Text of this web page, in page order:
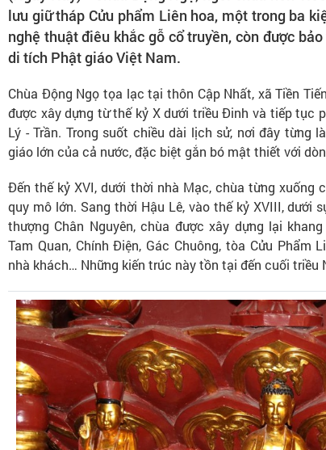
lưu giữ tháp Cửu phẩm Liên hoa, một trong ba
nghệ thuật điêu khắc gỗ cổ truyền, còn được
di tích Phật giáo Việt Nam.
Chùa Động Ngọ tọa lạc tại thôn Cập Nhất, xã Tiền
được xây dựng từ thế kỷ X dưới triều Đinh và tiếp tục
Lý - Trần. Trong suốt chiều dài lịch sử, nơi đây từng
giáo lớn của cả nước, đặc biệt gắn bó mật thiết với
Đến thế kỷ XVI, dưới thời nhà Mạc, chùa từng xuống
quy mô lớn. Sang thời Hậu Lê, vào thế kỷ XVIII, dưới
thượng Chân Nguyên, chùa được xây dựng lại
Tam Quan, Chính Điện, Gác Chuông, tòa Cửu Phẩm
nhà khách… Những kiến trúc này tồn tại đến cuối triều